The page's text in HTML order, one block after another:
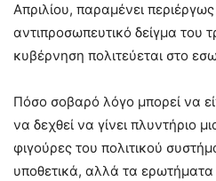
Απριλίου, παραμένει
αντιπροσωπευτικό δείγμα του
κυβέρνηση πολιτεύεται στο
Πόσο σοβαρό λόγο μπορεί να
να δεχθεί να γίνει πλυντήριο
φιγούρες του πολιτικού
υποθετικά, αλλά τα